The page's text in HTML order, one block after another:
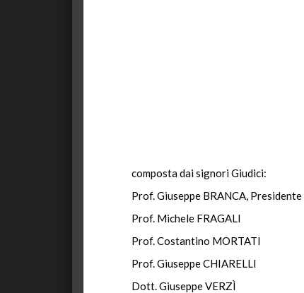
composta dai signori Giudici:
Prof. Giuseppe BRANCA, Presidente
Prof. Michele FRAGALI
Prof. Costantino MORTATI
Prof. Giuseppe CHIARELLI
Dott. Giuseppe VERZÌ